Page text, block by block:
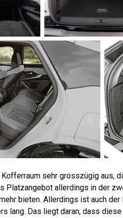
sehr grosszügig aus,
Platzangebot allerdings in der
bieten. Allerdings ist auch
lang. Das liegt daran, dass